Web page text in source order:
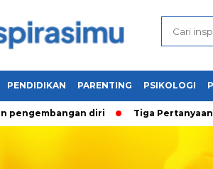
PENDIDIKAN PARENTING PSIKOLOGI
diri Tiga Pertanyaan